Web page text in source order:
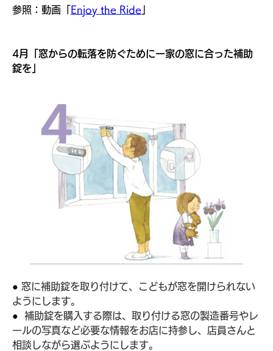
参照：動画「 Enjoy the Ride
4月「窓からの転落を防ぐためにー家の窓に合った補助
錠を」
● 窓に補助錠を取り付けて、こどもが窓を開けられない
ようにします。
●
補助錠を購入する際は、取り付ける窓の製造番号やレ
ールの写真など必要な情報をお店に持参し、店員さんと
相談しながら選ぶようにします。